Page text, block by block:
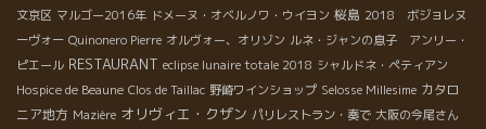
文京区 マルゴー2016年 ドメーヌ・オベルノワ・ウイヨン 桜島 2018 ボジョレヌ
ーヴォー Quinonero Pierre オルヴォー、オリゾン ルネ・ジャンの息子 アンリー・
ピエール RESTAURANT eclipse lunaire totale 2018 シャルドネ・ペティアン
Hospice de Beaune Clos de Taillac 野崎ワインショップ Selosse Millesime カタロ
ニア地方 Mazière オリヴィエ・クザン パリレストラン・奏で 大阪の今尾さん